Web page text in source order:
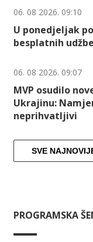
06. 08 2026. 09:10
U ponedjeljak
besplatnih
06. 08 2026. 09:07
MVP osudilo
Ukrajinu:
neprihvatljivi
SVE
PROGRAMSKA